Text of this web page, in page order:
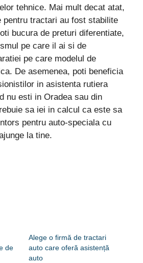
tehnice. Mai mult decat atat,
pentru tractari au fost stabilite
bucura de preturi diferentiate,
pe care il ai si de
pe care modelul de
De asemenea, poti beneficia
in asistenta rutiera
nu esti in Oradea sau din
sa iei in calcul ca este sa
pentru auto-speciala cu
la tine.
de
Alege o firmă de tractari
auto care oferă asistență
auto